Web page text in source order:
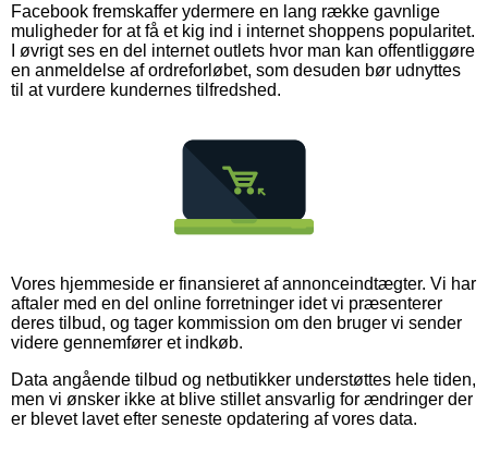
Facebook fremskaffer ydermere en lang række gavnlige
muligheder for at få et kig ind i internet shoppens popularitet.
I øvrigt ses en del internet outlets hvor man kan offentliggøre
en anmeldelse af ordreforløbet, som desuden bør udnyttes
til at vurdere kundernes tilfredshed.
Vores hjemmeside er finansieret af annonceindtægter. Vi har
aftaler med en del online forretninger idet vi præsenterer
deres tilbud, og tager kommission om den bruger vi sender
videre gennemfører et indkøb.
Data angående tilbud og netbutikker understøttes hele tiden,
men vi ønsker ikke at blive stillet ansvarlig for ændringer der
er blevet lavet efter seneste opdatering af vores data.